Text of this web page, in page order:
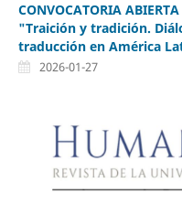
CONVOCATORIA
"Traición y tradición.
traducción en América
2026-01-27